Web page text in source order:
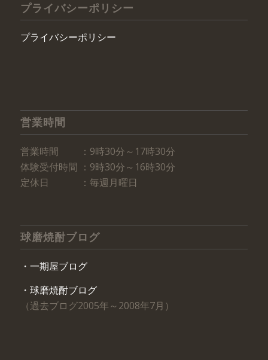
プライバシーポリシー
プライバシーポリシー
営業時間
営業時間 ：9時30分～17時30分
体験受付時間 ：9時30分～16時30分
定休日 ：毎週月曜日
球磨焼酎ブログ
・一期屋ブログ
・球磨焼酎ブログ
（過去ブログ2005年～2008年7月）